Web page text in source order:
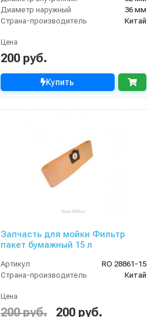
Диаметр наружный
36 мм
Страна-производитель
Китай
Цена
200 руб.
Купить
Запчасть для мойки Фильтр
пакет бумажный 15 л
Артикул
RO 28861-15
Страна-производитель
Китай
Цена
200 руб. 200 руб.